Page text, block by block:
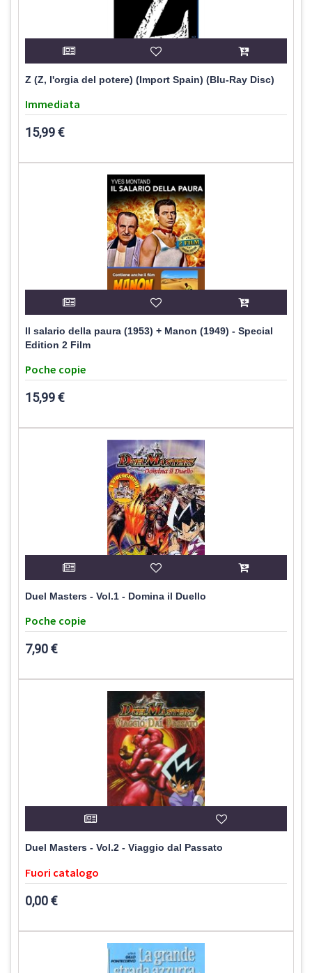
Z (Z, l'orgia del potere) (Import Spain) (Blu-Ray Disc)
Immediata
15,99 €
Il salario della paura (1953) + Manon (1949) - Special
Edition 2 Film
Poche copie
15,99 €
Duel Masters - Vol.1 - Domina il Duello
Poche copie
7,90 €
Duel Masters - Vol.2 - Viaggio dal Passato
Fuori catalogo
0,00 €